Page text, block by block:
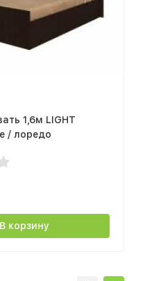
1,6м LIGHT
/ лоредо
В корзину